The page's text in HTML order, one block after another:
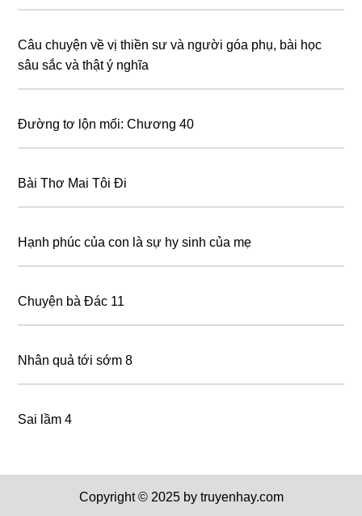
Câu chuyện về vị thiền sư và người góa phụ, bài học
sâu sắc và thật ý nghĩa
Đường tơ lộn mối: Chương 40
Bài Thơ Mai Tôi Đi
Hạnh phúc của con là sự hy sinh của mẹ
Chuyện bà Đác 11
Nhân quả tới sớm 8
Sai lầm 4
Copyright © 2025 by truyenhay.com